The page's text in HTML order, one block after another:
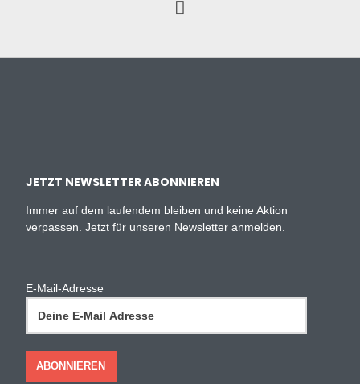
JETZT NEWSLETTER ABONNIEREN
Immer auf dem laufendem bleiben und keine Aktion
verpassen. Jetzt für unseren Newsletter anmelden.
E-Mail-Adresse